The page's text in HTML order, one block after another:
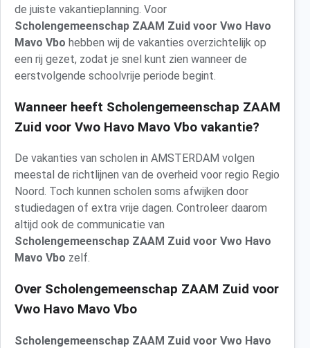
de juiste vakantieplanning. Voor
Scholengemeenschap ZAAM Zuid voor Vwo Havo
Mavo Vbo hebben wij de vakanties overzichtelijk op
een rij gezet, zodat je snel kunt zien wanneer de
eerstvolgende schoolvrije periode begint.
Wanneer heeft Scholengemeenschap ZAAM
Zuid voor Vwo Havo Mavo Vbo vakantie?
De vakanties van scholen in AMSTERDAM volgen
meestal de richtlijnen van de overheid voor regio Regio
Noord. Toch kunnen scholen soms afwijken door
studiedagen of extra vrije dagen. Controleer daarom
altijd ook de communicatie van
Scholengemeenschap ZAAM Zuid voor Vwo Havo
Mavo Vbo zelf.
Over Scholengemeenschap ZAAM Zuid voor
Vwo Havo Mavo Vbo
Scholengemeenschap ZAAM Zuid voor Vwo Havo